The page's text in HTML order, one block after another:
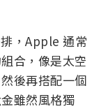
，Apple 通常
合，像是太空
後再搭配一個
雖然風格獨